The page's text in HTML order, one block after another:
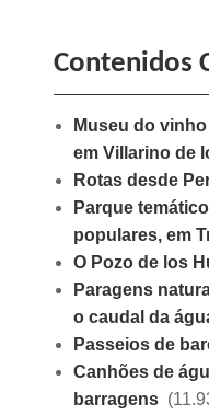
Contenidos
Museu do
em Villarino de
Rotas desde
Parque
populares, em
O Pozo de los
Paragens
o caudal da
Passeios de
Canhões de
barragens